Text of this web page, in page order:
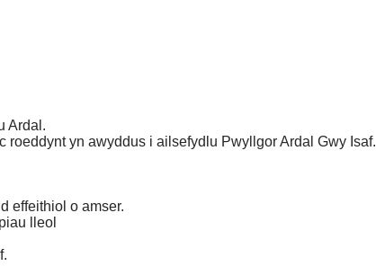
Ardal.
yn awyddus i ailsefydlu Pwyllgor Ardal Gwy Isaf.
effeithiol o amser.
lleol